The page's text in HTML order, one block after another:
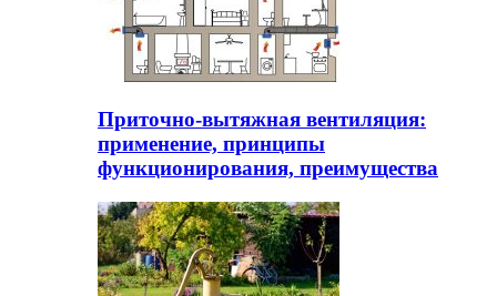
Приточно-вытяжная вентиляция:
применение, принципы
функционирования, преимущества